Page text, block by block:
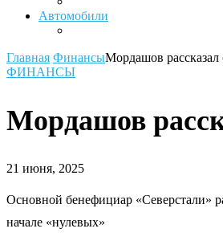
Автомобили
Главная ФинансыМордашов
ФИНАНСЫ
Мордашов
21 июня, 2025
Основной бенефициар «Северстали»
начале «нулевых»